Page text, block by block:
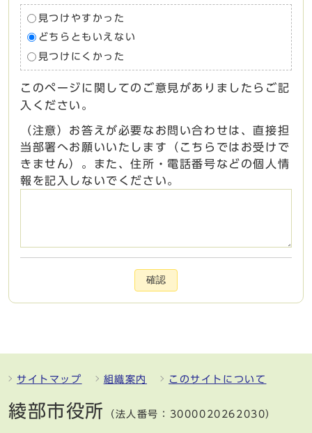
見つけやすかった
どちらともいえない
見つけにくかった
このページに関してのご意見がありましたらご記
入ください。
（注意）お答えが必要なお問い合わせは、直接担
当部署へお願いいたします（こちらではお受けで
きません）。また、住所・電話番号などの個人情
報を記入しないでください。
確認
サイトマップ 組織案内 このサイトについて
綾部市役所 （法人番号：3000020262030）